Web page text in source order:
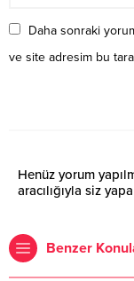
Daha sonraki
ve site adresim bu
Henüz yorum
aracılığıyla siz
Benzer